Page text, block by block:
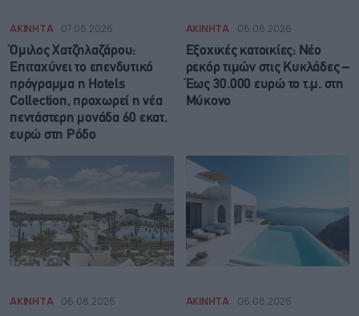
ΑΚΙΝΗΤΑ 07.08.2026
Όμιλος Χατζηλαζάρου:
Επιταχύνει το επενδυτικό
πρόγραμμα η Hotels
Collection, προχωρεί η νέα
πεντάστερη μονάδα 60 εκατ.
ευρώ στη Ρόδο
ΑΚΙΝΗΤΑ 06.08.2026
Εξοχικές κατοικίες: Νέο
ρεκόρ τιμών στις Κυκλάδες –
Έως 30.000 ευρώ το τ.μ. στη
Μύκονο
ΑΚΙΝΗΤΑ 06.08.2026 ΑΚΙΝΗΤΑ 06.08.2026